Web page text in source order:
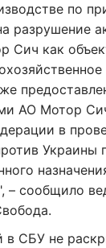
по
разрушение
Сич как
АО Мотор
в
Украины
– сообщило
в СБУ не